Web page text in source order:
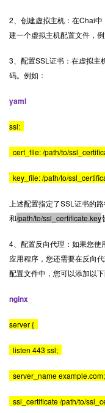
2、创建虚拟主机：在Chai
建一个虚拟主机配置文件，
3、配置SSL证书：在虚拟主
码。例如：
yaml
ssl:
cert_file: /path/to/
key_file: /path/to/
上述配置指定了SSL证书的
和/path/to/ssl_certificate.key
4、配置反向代理：如果您
应用程序，您还需要在反向
配置文件中，您可以添加以下
nginx
server {
listen 443 ssl;
server_name example.com;
ssl_certificate /path/to/